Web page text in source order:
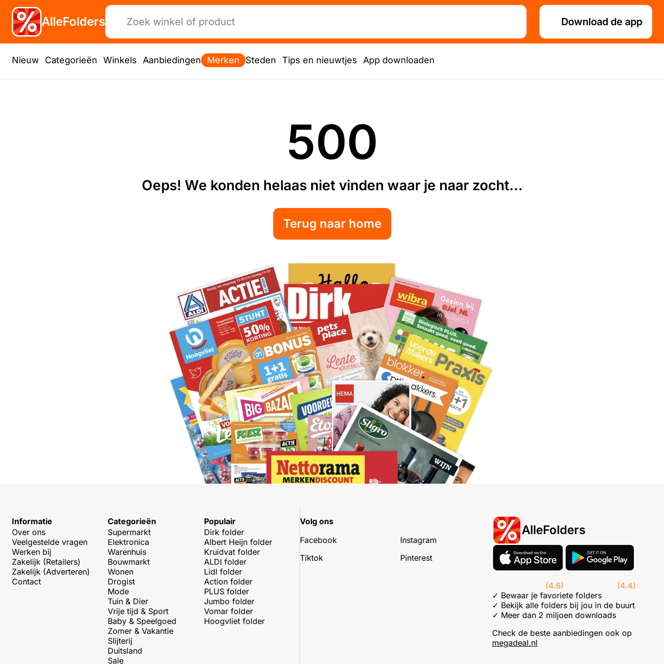
AlleFolders Download de app
Nieuw Categorieën Winkels Aanbiedingen Merken Steden Tips en nieuwtjes App downloaden
500
Oeps! We konden helaas niet vinden waar je naar zocht...
Terug naar home
Informatie
Over ons
Veelgestelde vragen
Werken bij
Zakelijk (Retailers)
Zakelijk (Adverteren)
Contact
Categorieën
Supermarkt
Elektronica
Warenhuis
Bouwmarkt
Wonen
Drogist
Mode
Tuin & Dier
Vrije tijd & Sport
Baby & Speelgoed
Zomer & Vakantie
Slijterij
Duitsland
Sale
Populair
Dirk folder
Albert Heijn folder
Kruidvat folder
ALDI folder
Lidl folder
Action folder
PLUS folder
Jumbo folder
Vomar folder
Hoogvliet folder
Volg ons
Facebook
Instagram
Tiktok
Pinterest
AlleFolders
(4.6)
(4.4)
✓ Bewaar je favoriete folders
✓ Bekijk alle folders bij jou in de buurt
✓ Meer dan 2 miljoen downloads
Check de beste aanbiedingen ook op
megadeal.nl